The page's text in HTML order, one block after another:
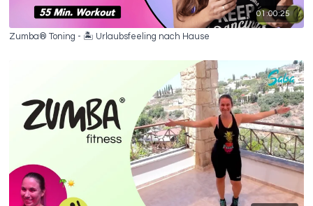
01:00:25
Zumba® Toning - 🏝 Urlaubsfeeling nach Hause